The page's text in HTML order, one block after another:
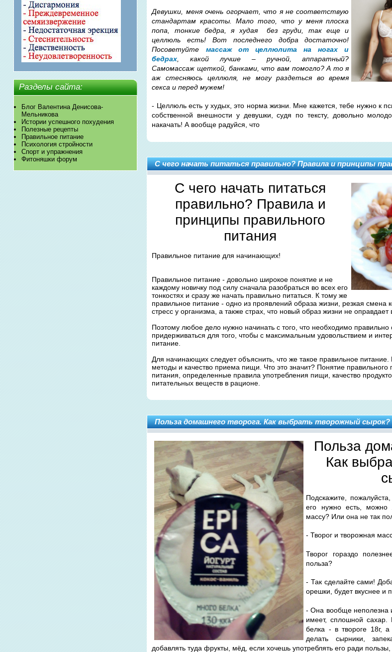
Разделы сайта:
Блог Валентина Денисова-
Мельникова
Истории успешного похудения
Полезные рецепты
Правильное питание
Психология стройности
Спорт и упражнения
Фитоняшки форум
Девушки, меня очень огорчает, что я не соответствую
стандартам красоты. Мало того, что у меня плоска
попа, тонкие бедра, я худая без груди, так еще и
целлюль есть! Вот последнего добра достаточно!
Посоветуйте массаж от целлюлита на ногах и
бедрах , какой лучше – ручной, аппаратный?
Самомассаж щеткой, банками, что вам помогло? А то я
аж стесняюсь целлюля, не могу раздеться во время
секса и перед мужем!
- Целлюль есть у худых, это норма жизни. Мне кажется, тебе нужно к
собственной внешности у девушки, судя по тексту, довольно
накачать! А вообще радуйся, что
С чего начать питаться правильно? Правила и принципы
С чего начать питаться
правильно? Правила и
принципы правильного
питания
Правильное питание для начинающих!
Правильное питание - довольно широкое понятие и не
каждому новичку под силу сначала разобраться во всех его
тонкостях и сразу же начать правильно питаться. К тому же
правильное питание - одно из проявлений образа жизни, резкая смена
стресс у организма, а также страх, что новый образ жизни не
Поэтому любое дело нужно начинать с того, что необходимо правильно
придерживаться для того, чтобы с максимальным удовольствием и
питание.
Для начинающих следует объяснить, что же такое правильное
методы и качество приема пищи. Что это значит? Понятие
питания, определенные правила употребления пищи, качество
питательных веществ в рационе.
Польза домашнего творога. Как выбрать творожный сырок?
Польза
Как
Подскажите,
его нужно есть, можно
массу? Или она не так
- Творог и творожная
Творог гораздо
польза?
- Так сделайте сами!
орешки, будет вкуснее и
- Она вообще неполезна
имеет, сплошной сахар.
белка - в твороге 18г,
делать сырники,
добавлять туда фрукты, мёд, если хочешь употреблять его ради